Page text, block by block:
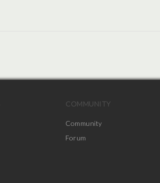
COMMUNITY
Community
Forum